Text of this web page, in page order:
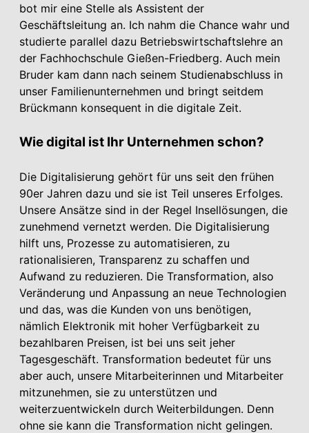
bot mir eine Stelle als Assistent der
Geschäftsleitung an. Ich nahm die Chance wahr und
studierte parallel dazu Betriebswirtschaftslehre an
der Fachhochschule Gießen-Friedberg. Auch mein
Bruder kam dann nach seinem Studienabschluss in
unser Familienunternehmen und bringt seitdem
Brückmann konsequent in die digitale Zeit.
Wie digital ist Ihr Unternehmen schon?
Die Digitalisierung gehört für uns seit den frühen
90er Jahren dazu und sie ist Teil unseres Erfolges.
Unsere Ansätze sind in der Regel Insellösungen, die
zunehmend vernetzt werden. Die Digitalisierung
hilft uns, Prozesse zu automatisieren, zu
rationalisieren, Transparenz zu schaffen und
Aufwand zu reduzieren. Die Transformation, also
Veränderung und Anpassung an neue Technologien
und das, was die Kunden von uns benötigen,
nämlich Elektronik mit hoher Verfügbarkeit zu
bezahlbaren Preisen, ist bei uns seit jeher
Tagesgeschäft. Transformation bedeutet für uns
aber auch, unsere Mitarbeiterinnen und Mitarbeiter
mitzunehmen, sie zu unterstützen und
weiterzuentwickeln durch Weiterbildungen. Denn
ohne sie kann die Transformation nicht gelingen.